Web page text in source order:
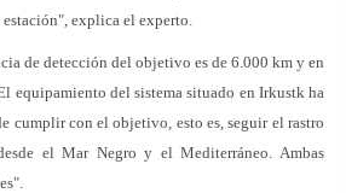
explica el experto.
de detección del objetivo es de 6.000 km y en
equipamiento del sistema situado en Irkustk ha
cumplir con el objetivo, esto es, seguir el rastro
el Mar Negro y el Mediterráneo. Ambas